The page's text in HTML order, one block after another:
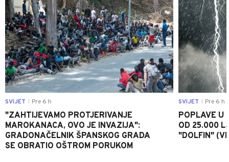
SVIJET Pre 6 h
"ZAHTIJEVAMO PROTJERIVANJE
MAROKANACA, OVO JE INVAZIJA":
GRADONAČELNIK ŠPANSKOG GRADA
SE OBRATIO OŠTROM PORUKOM
SVIJET Pre 6 h
POPLAVE U
OD 25.000
"DOLFIN"